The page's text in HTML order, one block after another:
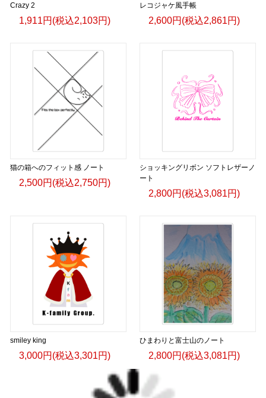
Crazy 2
1,911円(税込2,103円)
レコジャケ風手帳
2,600円(税込2,861円)
猫の箱へのフィット感 ノート
2,500円(税込2,750円)
ショッキングリボン ソフトレザーノ
ート
2,800円(税込3,081円)
smiley king
3,000円(税込3,301円)
ひまわりと富士山のノート
2,800円(税込3,081円)